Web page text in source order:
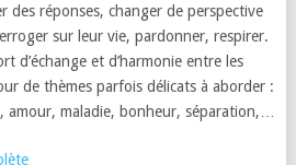
des réponses, changer de perspective
sur leur vie, pardonner, respirer.
d’échange et d’harmonie entre les
de thèmes parfois délicats à aborder :
maladie, bonheur, séparation,…